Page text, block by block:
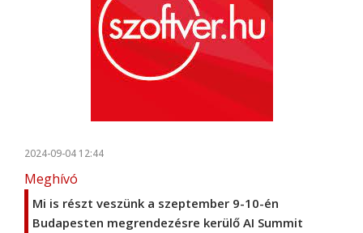
2024-09-04 12:44
Meghívó
Mi is részt veszünk a szeptember 9-10-én
Budapesten megrendezésre kerülő AI Summit